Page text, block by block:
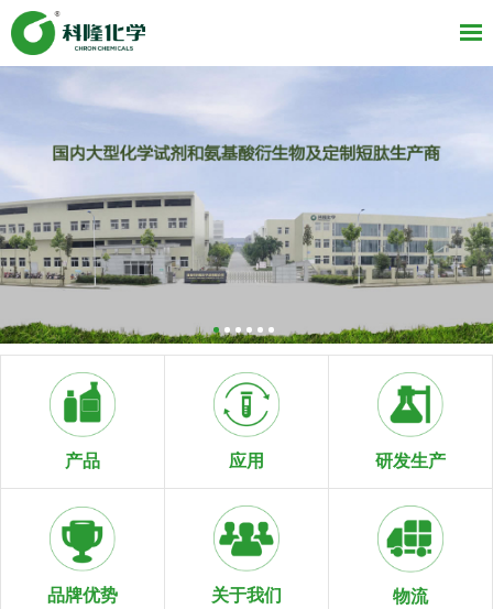
产品 应用 研发生产
品牌优势 关于我们 物流